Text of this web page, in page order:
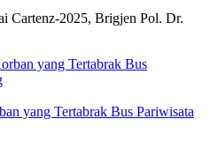
Cartenz-2025, Brigjen Pol. Dr.
yang Tertabrak Bus Pariwisata